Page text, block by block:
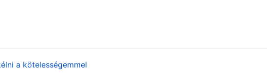
vezetők és a dolgozók felelőssége (4.))
hogy egy vezető vagy dolgozó megfelelő
szenved, vagy látszólag mennyi áldozatot hozott; azt kell
mennyi tényleges munkát végzett Isten házának
a kötelességemmel